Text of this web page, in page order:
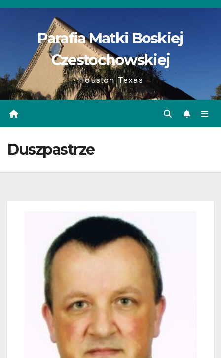
Skip
Parafia Matki Boskiej
Czestochowskiej
Houston Texas
Duszpastrze